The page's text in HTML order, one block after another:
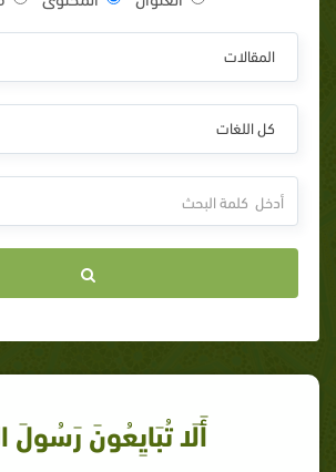
المقالات
كل اللغات
أَلَا تُبَايِعُونَ رَسُولَ